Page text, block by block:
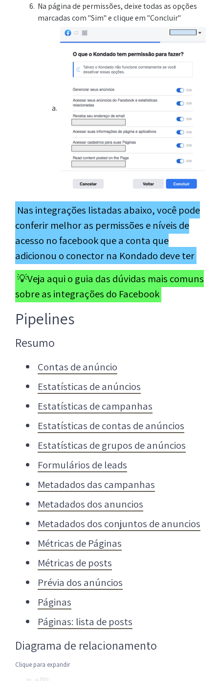
Na página de permissões, deixe todas as opções
marcadas com "Sim" e clique em "Concluir"
Nas integrações listadas abaixo, você pode
conferir melhor as permissões e níveis de
acesso no facebook que a conta que
adicionou o conector na Kondado deve ter
💡Veja aqui o guia das dúvidas mais comuns
sobre as integrações do Facebook
Pipelines
Resumo
Contas de anúncio
Estatísticas de anúncios
Estatísticas de campanhas
Estatísticas de contas de anúncios
Estatísticas de grupos de anúncios
Formulários de leads
Metadados das campanhas
Metadados dos anuncios
Metadados dos conjuntos de anuncios
Métricas de Páginas
Métricas de posts
Prévia dos anúncios
Páginas
Páginas: lista de posts
Diagrama de relacionamento
Clique para expandir